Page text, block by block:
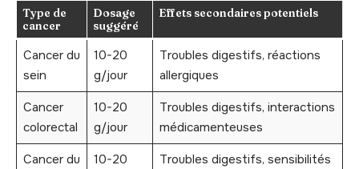
Type de
cancer
Dosage
suggéré
Effets secondaires potentiels
Cancer du
sein
10-20
g/jour
Troubles digestifs, réactions
allergiques
Cancer
colorectal
10-20
g/jour
Troubles digestifs, interactions
médicamenteuses
Cancer du
10-20
Troubles digestifs, sensibilités